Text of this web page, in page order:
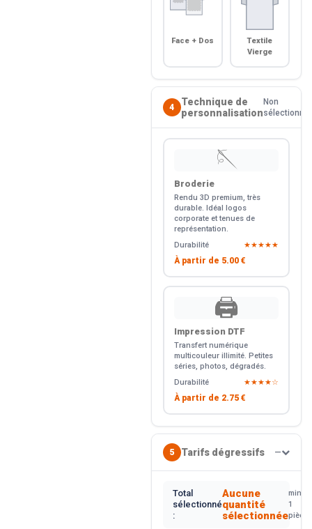
Face + Dos
Textile
Vierge
4
Technique de
personnalisation
Non
sélectionné
🪡
Broderie
Rendu 3D premium, très
durable. Idéal logos
corporate et tenues de
représentation.
Durabilité
★★★★★
À partir de 5.00 €
🖨️
Impression DTF
Transfert numérique
multicouleur illimité. Petites
séries, photos, dégradés.
Durabilité
★★★★☆
À partir de 2.75 €
5 Tarifs dégressifs —
Total
sélectionné
:
Aucune
quantité
sélectionnée
min.
1
pièce